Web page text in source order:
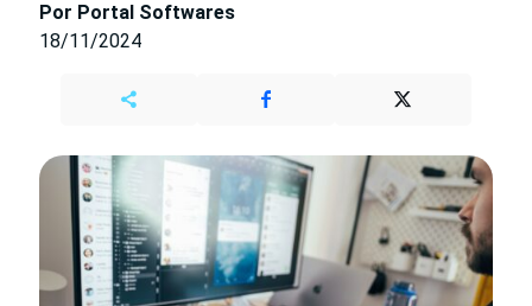
Por Portal Softwares
18/11/2024